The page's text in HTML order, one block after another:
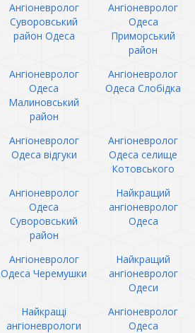
Ангіоневролог
Суворовський
район Одеса
Ангіоневролог
Одеса
Приморський
район
Ангіоневролог
Одеса
Малиновський
район
Ангіоневролог
Одеса Слобідка
Ангіоневролог
Одеса відгуки
Ангіоневролог
Одеса селище
Котовського
Ангіоневролог
Одеса
Суворовський
район
Найкращий
ангіоневролог
Одеса
Ангіоневролог
Одеса Черемушки
Найкращий
ангіоневролог
Одеси
Найкращі
ангіоневрологи
Ангіоневролог
Одеса